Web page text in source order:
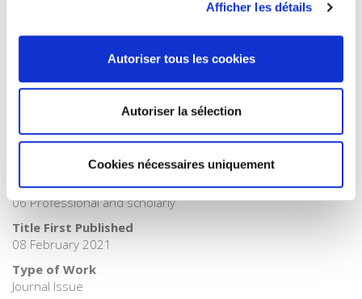
Afficher les détails
Autoriser tous les cookies
Autoriser la sélection
Cookies nécessaires uniquement
Publisher Category
BISAC Subject Heading
BIC subject category (UK)
J Society & social sciences > JH Sociology & anthropology
Onix Audience Codes
06 Professional and scholarly
Title First Published
08 February 2021
Type of Work
Journal Issue